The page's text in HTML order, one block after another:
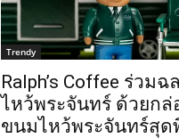
Trendy
Ralph’s Coffee ร่วม
ไหว้พระจันทร์ ด้วยก
ขนมไหว้พระจันทร์สุด